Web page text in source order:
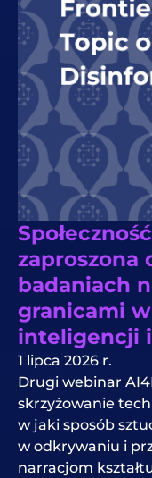
zaproszona
badaniach
granicami
inteligencji
1 lipca 2026 r.
Drugi webinar
skrzyżowanie
w jaki sposób
w odkrywaniu i
narracjom